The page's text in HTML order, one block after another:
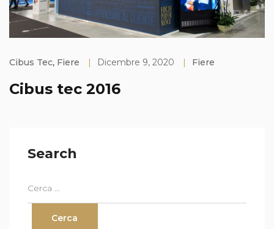
Cibus Tec, Fiere | Dicembre 9, 2020 | Fiere
Cibus tec 2016
Search